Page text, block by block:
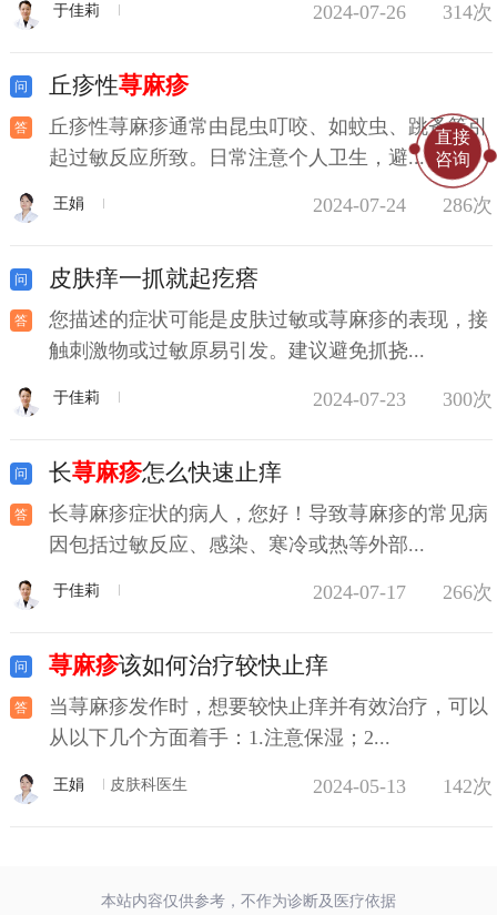
于佳莉 2024-07-26 314次
丘疹性荨麻疹
丘疹性荨麻疹通常由昆虫叮咬、如蚊虫、跳蚤等引
起过敏反应所致。日常注意个人卫生，避...
王娟 2024-07-24 286次
皮肤痒一抓就起疙瘩
您描述的症状可能是皮肤过敏或荨麻疹的表现，接
触刺激物或过敏原易引发。建议避免抓挠...
于佳莉 2024-07-23 300次
长荨麻疹怎么快速止痒
长荨麻疹症状的病人，您好！导致荨麻疹的常见病
因包括过敏反应、感染、寒冷或热等外部...
于佳莉 2024-07-17 266次
荨麻疹该如何治疗较快止痒
当荨麻疹发作时，想要较快止痒并有效治疗，可以
从以下几个方面着手：1.注意保湿；2...
王娟 皮肤科医生 2024-05-13 142次
本站内容仅供参考，不作为诊断及医疗依据
直接
咨询